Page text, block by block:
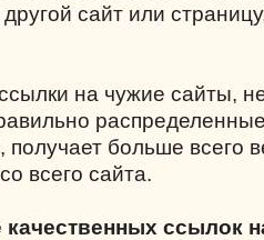
сайт или
на чужие сайты,
больше всего
всего сайта.
ссылок